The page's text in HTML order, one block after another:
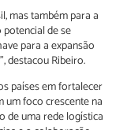
mas também para a
de se
para a expansão
destacou Ribeiro.
países em fortalecer
foco crescente na
de uma rede logística